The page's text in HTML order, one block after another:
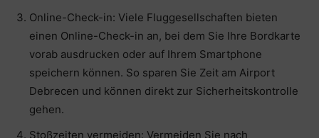
Online-Check-in: Viele Fluggesellschaften bieten
einen Online-Check-in an, bei dem Sie Ihre Bordkarte
vorab ausdrucken oder auf Ihrem Smartphone
speichern können. So sparen Sie Zeit am Airport
Debrecen und können direkt zur Sicherheitskontrolle
gehen.
Stoßzeiten vermeiden: Vermeiden Sie nach